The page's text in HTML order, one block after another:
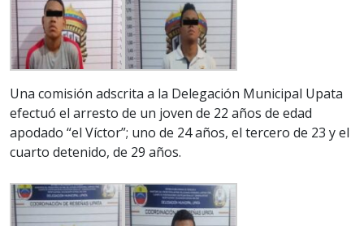
Una comisión adscrita a la Delegación Municipal Upata
efectuó el arresto de un joven de 22 años de edad
apodado “el Víctor”; uno de 24 años, el tercero de 23 y el
cuarto detenido, de 29 años.